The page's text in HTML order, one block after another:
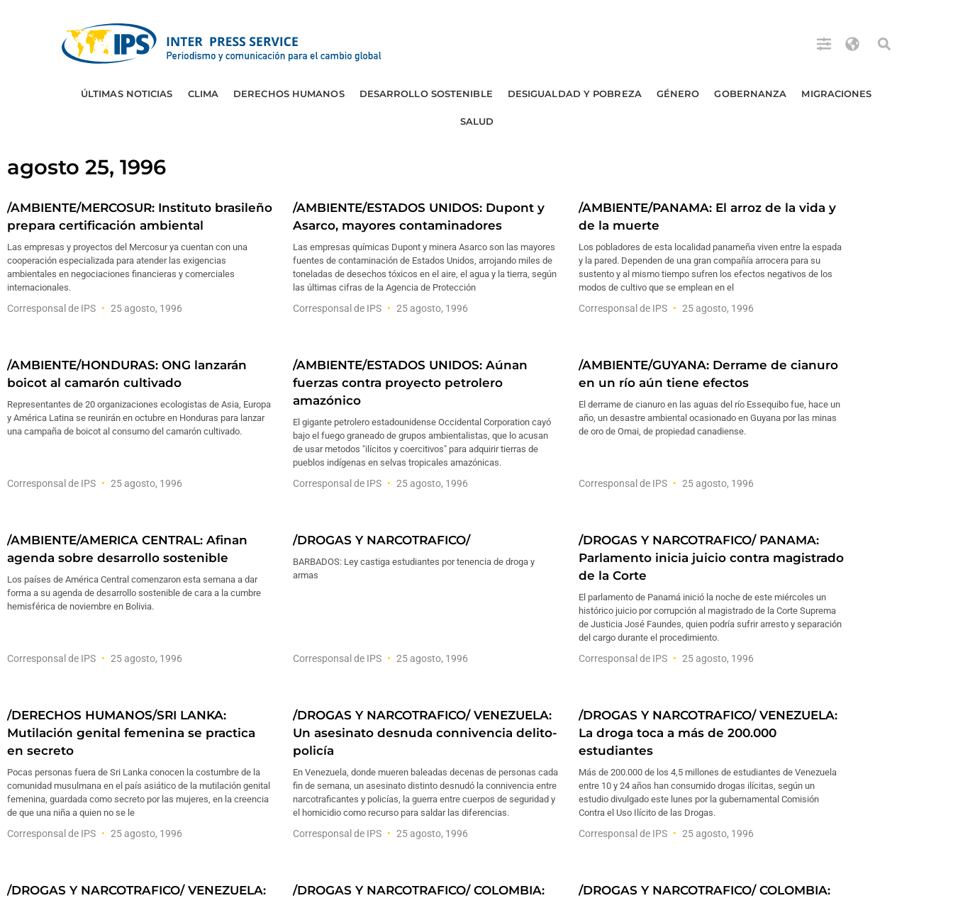
ÚLTIMAS NOTICIAS CLIMA DERECHOS HUMANOS DESARROLLO SOSTENIBLE DESIGUALDAD Y POBREZA GÉNERO GOBERNANZA MIGRACIONES
SALUD
agosto 25, 1996
/AMBIENTE/MERCOSUR: Instituto brasileño
prepara certificación ambiental
Las empresas y proyectos del Mercosur ya cuentan con una
cooperación especializada para atender las exigencias
ambientales en negociaciones financieras y comerciales
internacionales.
Corresponsal de IPS 25 agosto, 1996
/AMBIENTE/ESTADOS UNIDOS: Dupont y
Asarco, mayores contaminadores
Las empresas químicas Dupont y minera Asarco son las mayores
fuentes de contaminación de Estados Unidos, arrojando miles de
toneladas de desechos tóxicos en el aire, el agua y la tierra, según
las últimas cifras de la Agencia de Protección
Corresponsal de IPS 25 agosto, 1996
/AMBIENTE/PANAMA: El arroz de la vida y
de la muerte
Los pobladores de esta localidad panameña viven entre la espada
y la pared. Dependen de una gran compañía arrocera para su
sustento y al mismo tiempo sufren los efectos negativos de los
modos de cultivo que se emplean en el
Corresponsal de IPS 25 agosto, 1996
/AMBIENTE/HONDURAS: ONG lanzarán
boicot al camarón cultivado
Representantes de 20 organizaciones ecologistas de Asia, Europa
y América Latina se reunirán en octubre en Honduras para lanzar
una campaña de boicot al consumo del camarón cultivado.
Corresponsal de IPS 25 agosto, 1996
/AMBIENTE/ESTADOS UNIDOS: Aúnan
fuerzas contra proyecto petrolero
amazónico
El gigante petrolero estadounidense Occidental Corporation cayó
bajo el fuego graneado de grupos ambientalistas, que lo acusan
de usar metodos "ilícitos y coercitivos" para adquirir tierras de
pueblos indígenas en selvas tropicales amazónicas.
Corresponsal de IPS 25 agosto, 1996
/AMBIENTE/GUYANA: Derrame de cianuro
en un río aún tiene efectos
El derrame de cianuro en las aguas del río Essequibo fue, hace un
año, un desastre ambiental ocasionado en Guyana por las minas
de oro de Omai, de propiedad canadiense.
Corresponsal de IPS 25 agosto, 1996
/AMBIENTE/AMERICA CENTRAL: Afinan
agenda sobre desarrollo sostenible
Los países de América Central comenzaron esta semana a dar
forma a su agenda de desarrollo sostenible de cara a la cumbre
hemisférica de noviembre en Bolivia.
Corresponsal de IPS 25 agosto, 1996
/DROGAS Y NARCOTRAFICO/
BARBADOS: Ley castiga estudiantes por tenencia de droga y
armas
Corresponsal de IPS 25 agosto, 1996
/DROGAS Y NARCOTRAFICO/ PANAMA:
Parlamento inicia juicio contra magistrado
de la Corte
El parlamento de Panamá inició la noche de este miércoles un
histórico juicio por corrupción al magistrado de la Corte Suprema
de Justicia José Faundes, quien podría sufrir arresto y separación
del cargo durante el procedimiento.
Corresponsal de IPS 25 agosto, 1996
/DERECHOS HUMANOS/SRI LANKA:
Mutilación genital femenina se practica
en secreto
Pocas personas fuera de Sri Lanka conocen la costumbre de la
comunidad musulmana en el país asiático de la mutilación genital
femenina, guardada como secreto por las mujeres, en la creencia
de que una niña a quien no se le
Corresponsal de IPS 25 agosto, 1996
/DROGAS Y NARCOTRAFICO/ VENEZUELA:
Un asesinato desnuda connivencia delito-
policía
En Venezuela, donde mueren baleadas decenas de personas cada
fin de semana, un asesinato distinto desnudó la connivencia entre
narcotraficantes y policías, la guerra entre cuerpos de seguridad y
el homicidio como recurso para saldar las diferencias.
Corresponsal de IPS 25 agosto, 1996
/DROGAS Y NARCOTRAFICO/ VENEZUELA:
La droga toca a más de 200.000
estudiantes
Más de 200.000 de los 4,5 millones de estudiantes de Venezuela
entre 10 y 24 años han consumido drogas ilícitas, según un
estudio divulgado este lunes por la gubernamental Comisión
Contra el Uso Ilícito de las Drogas.
Corresponsal de IPS 25 agosto, 1996
/DROGAS Y NARCOTRAFICO/ VENEZUELA:
/DROGAS Y NARCOTRAFICO/ COLOMBIA:
/DROGAS Y NARCOTRAFICO/ COLOMBIA: